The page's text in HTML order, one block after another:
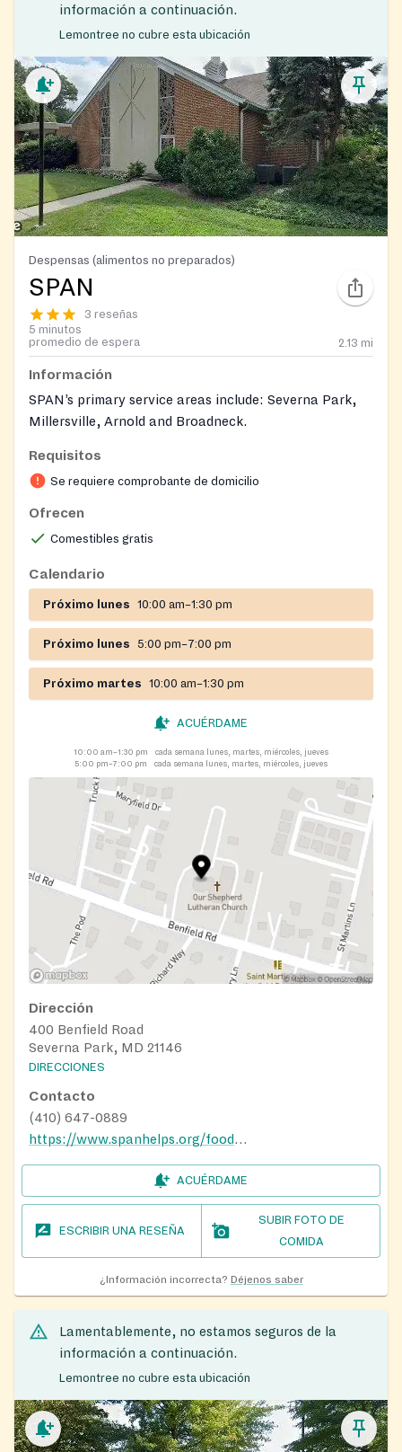
información a continuación.
Lemontree no cubre esta ubicación
Despensas (alimentos no preparados)
SPAN
3 reseñas
5 minutos
promedio de espera
2.13 mi
Información
SPAN’s primary service areas include: Severna Park,
Millersville, Arnold and Broadneck.
Requisitos
Se requiere comprobante de domicilio
Ofrecen
Comestibles gratis
Calendario
Próximo lunes 10:00 am–1:30 pm
Próximo lunes 5:00 pm–7:00 pm
Próximo martes 10:00 am–1:30 pm
ACUÉRDAME
10:00 am–1:30 pm
cada semana lunes, martes, miércoles, jueves
5:00 pm–7:00 pm
cada semana lunes, martes, miércoles, jueves
Dirección
400 Benfield Road
Severna Park, MD 21146
DIRECCIONES
Contacto
(410) 647-0889
https://www.spanhelps.org/food_drive
ACUÉRDAME
ESCRIBIR UNA RESEÑA
SUBIR FOTO DE
COMIDA
¿Información incorrecta? Déjenos saber
Lamentablemente, no estamos seguros de la
información a continuación.
Lemontree no cubre esta ubicación